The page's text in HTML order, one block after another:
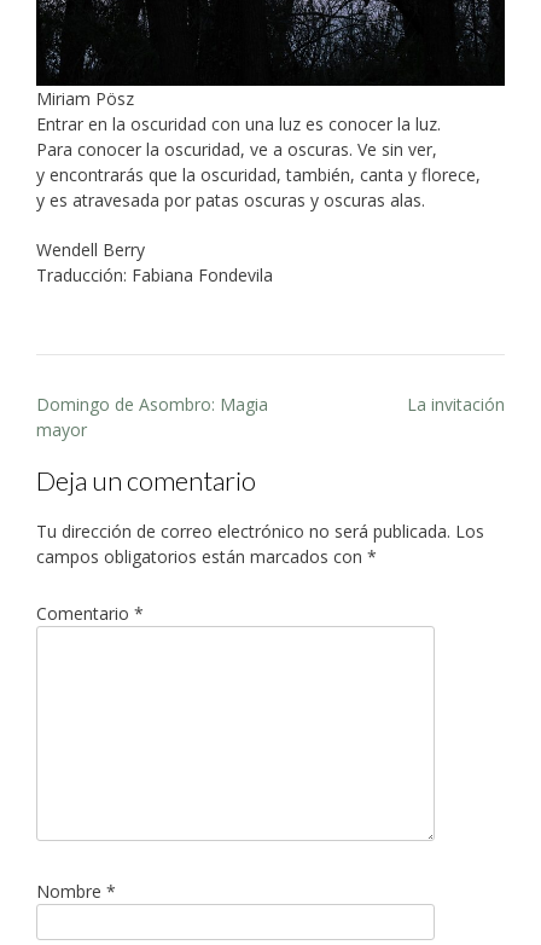
Miriam Pösz
Entrar en la oscuridad con una luz es conocer la luz.
Para conocer la oscuridad, ve a oscuras. Ve sin ver,
y encontrarás que la oscuridad, también, canta y florece,
y es atravesada por patas oscuras y oscuras alas.
Wendell Berry
Traducción: Fabiana Fondevila
Post
navigation
Domingo de Asombro: Magia
mayor
La invitación
Deja un comentario
Tu dirección de correo electrónico no será publicada. Los
campos obligatorios están marcados con *
Comentario *
Nombre *